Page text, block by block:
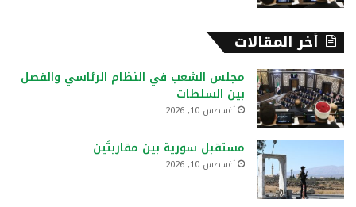
أخر المقالات
مجلس الشعب في النظام الرئاسي والفصل
بين السلطات
أغسطس 10, 2026
مستقبل سورية بين مقاربتَين
أغسطس 10, 2026